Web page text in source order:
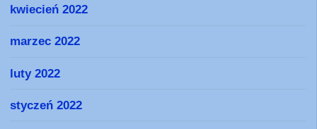
kwiecień 2022
marzec 2022
luty 2022
styczeń 2022